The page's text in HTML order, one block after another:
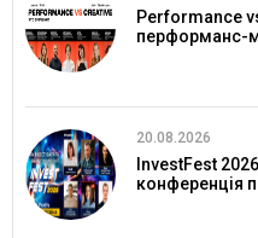
Performance
перформанс-
20.08.2026
InvestFest
конференція